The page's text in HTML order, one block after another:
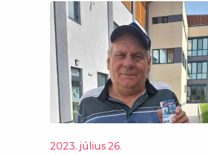
2023. július 26.